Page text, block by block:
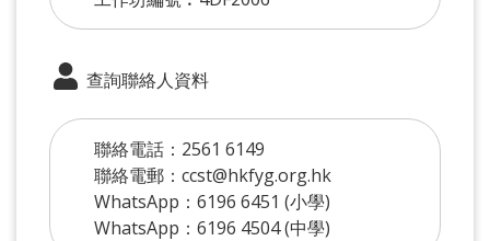
查詢聯絡人資料
聯絡電話：2561 6149
聯絡電郵：ccst@hkfyg.org.hk
WhatsApp：6196 6451 (小學)
WhatsApp：6196 4504 (中學)